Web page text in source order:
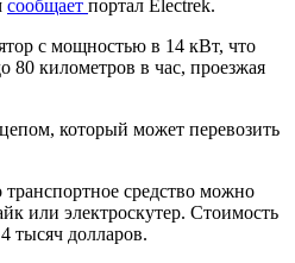
сообщает портал Electrek.
с мощностью в 14 кВт, что
80 километров в час, проезжая
который может перевозить
средство можно
или электроскутер. Стоимость
тысяч долларов.